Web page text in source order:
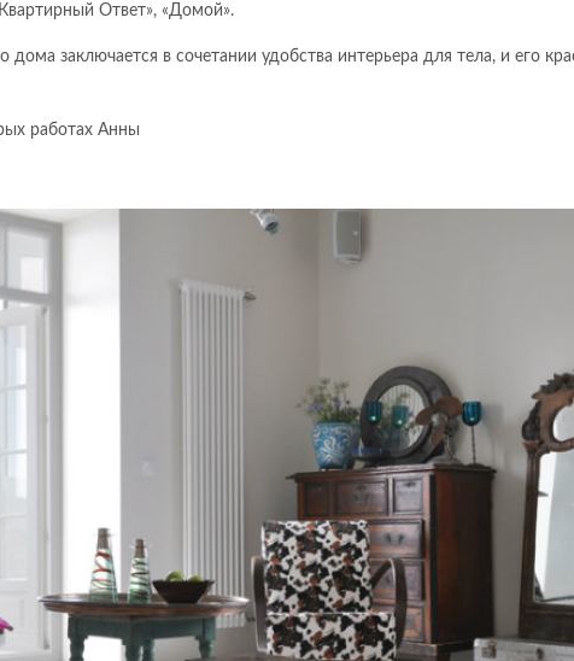
Ответ», «Домой».
дома заключается в сочетании удобства интерьера для тела, и его
работах Анны